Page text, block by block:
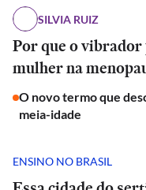
SILVIA RUIZ
Por que o
mulher na
O novo termo que
meia-idade
ENSINO NO BRASIL